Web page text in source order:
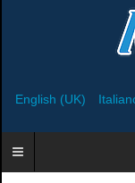
English (UK)